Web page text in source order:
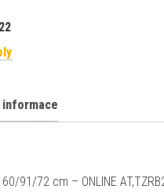
informace
91/72 cm – ONLINE